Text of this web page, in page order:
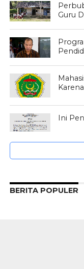
Guru
Ini
BERITA POPULER